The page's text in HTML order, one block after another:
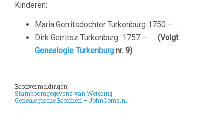
Kinderen:
Maria Gerritsdochter Turkenburg 1750 – ….
Dirk Gerritsz Turkenburg 1757 – …. (Volgt
Genealogie Turkenburg nr. 9)
Bronvermeldingen:
Stamboomgegevens van Wetering
Genealogische Bronnen – JohnOoms.nl